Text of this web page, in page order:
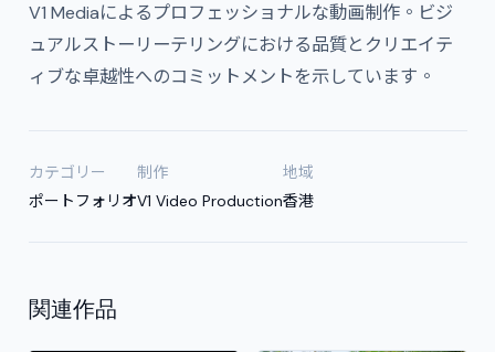
V1 Mediaによるプロフェッショナルな動画制作。ビジ
ュアルストーリーテリングにおける品質とクリエイテ
ィブな卓越性へのコミットメントを示しています。
カテゴリー
ポートフォリオ
制作
V1 Video Production
地域
香港
関連作品